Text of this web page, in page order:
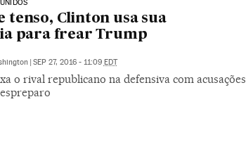
tenso, Clinton usa sua
para frear Trump
| SEP 27, 2016 - 11:09 EDT
o rival republicano na defensiva com acusações